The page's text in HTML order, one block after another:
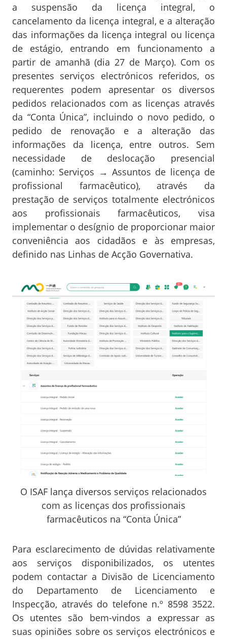
a suspensão da licença integral, o
cancelamento da licença integral, e a alteração
das informações da licença integral ou licença
de estágio, entrando em funcionamento a
partir de amanhã (dia 27 de Março). Com os
presentes serviços electrónicos referidos, os
requerentes podem apresentar os diversos
pedidos relacionados com as licenças através
da “Conta Única”, incluindo o novo pedido, o
pedido de renovação e a alteração das
informações da licença, entre outros. Sem
necessidade de deslocação presencial
(caminho: Serviços → Assuntos de licença de
profissional farmacêutico), através da
prestação de serviços totalmente electrónicos
aos profissionais farmacêuticos, visa
implementar o desígnio de proporcionar maior
conveniência aos cidadãos e às empresas,
definido nas Linhas de Acção Governativa.
O ISAF lança diversos serviços relacionados
com as licenças dos profissionais
farmacêuticos na “Conta Única”
Para esclarecimento de dúvidas relativamente
aos serviços disponibilizados, os utentes
podem contactar a Divisão de Licenciamento
do Departamento de Licenciamento e
Inspecção, através do telefone n.º 8598 3522.
Os utentes são bem-vindos a expressar as
suas opiniões sobre os serviços electrónicos e